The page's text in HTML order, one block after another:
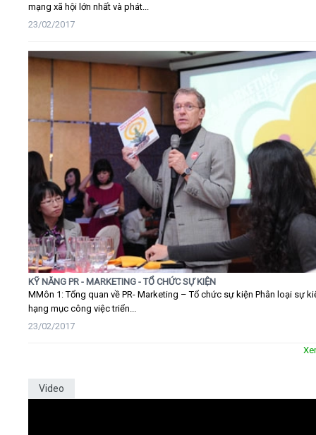
mạng xã hội lớn nhất và phát...
23/02/2017
KỸ NĂNG PR - MARKETING - TỔ CHỨC SỰ KIỆN
MMôn 1: Tổng quan về PR- Marketing – Tổ chức sự kiện Phân loại sự
hạng mục công việc triển...
23/02/2017
Video